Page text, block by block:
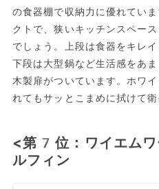
の食器棚で収納力に優れてい
クトで、狭いキッチンスペー
でしょう。上段は食器をキレ
下段は大型鍋など生活感をあ
木製扉がついています。ホワ
れてもサッとこまめに拭けて衛
<第7位：ワイエム
ルフィン